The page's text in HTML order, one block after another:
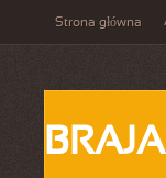
Strona główna